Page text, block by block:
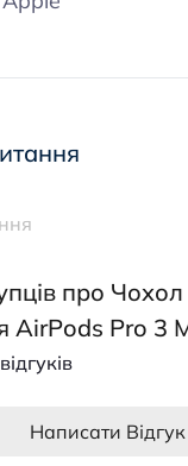
про
AirPods Pro 3
Написати Відгук